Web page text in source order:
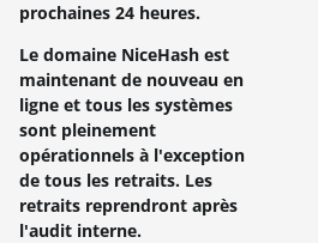
prochaines 24 heures.
Le domaine NiceHash est
maintenant de nouveau en
ligne et tous les systèmes
sont pleinement
opérationnels à l'exception
de tous les retraits. Les
retraits reprendront après
l'audit interne.